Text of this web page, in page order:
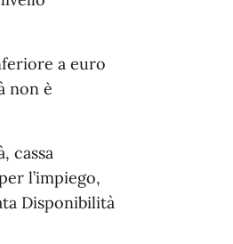
a euro
non è
cassa
l’impiego,
Disponibilità